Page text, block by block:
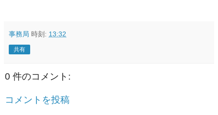
事務局 時刻: 13:32
共有
0 件のコメント:
コメントを投稿